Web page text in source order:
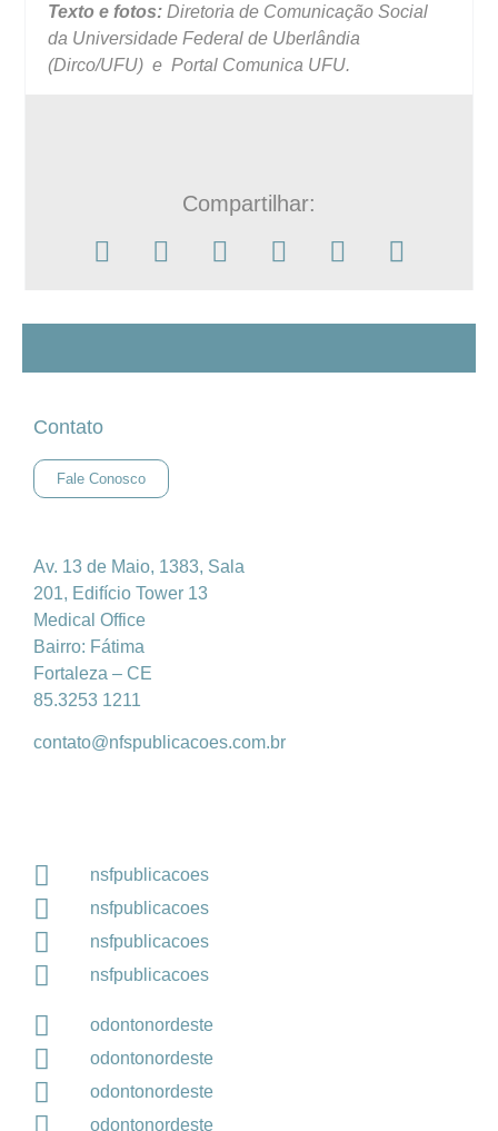
Texto e fotos: Diretoria de Comunicação Social
da Universidade Federal de Uberlândia
(Dirco/UFU) e Portal Comunica UFU.
Compartilhar:
Contato
Fale Conosco
Av. 13 de Maio, 1383, Sala
201, Edifício Tower 13
Medical Office
Bairro: Fátima
Fortaleza – CE
85.3253 1211
contato@nfspublicacoes.com.br
nsfpublicacoes
nsfpublicacoes
nsfpublicacoes
nsfpublicacoes
odontonordeste
odontonordeste
odontonordeste
odontonordeste